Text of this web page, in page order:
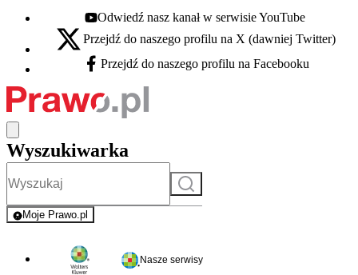
Youtube - otwiera się w nowej karcie
Odwiedź nasz kanał w serwisie YouTube
X - otwiera się w nowej karcie
Przejdź do naszego profilu na X (dawniej Twitter)
Facebook - otwiera się w nowej karcie
Przejdź do naszego profilu na Facebooku
Wyszukiwarka
Szukaj
Moje Prawo.pl
- rejestracja i logowanie do serwisu
Nasze serwisy